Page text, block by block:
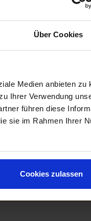
Über Cookies
Medien anbieten zu
Ihrer Verwendung
führen diese
sie im Rahmen Ihrer
Cookies zulassen